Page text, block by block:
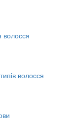
волосся
волосся